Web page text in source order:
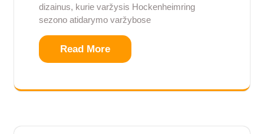
dizainus, kurie varžysis Hockenheimring
sezono atidarymo varžybose
Read More